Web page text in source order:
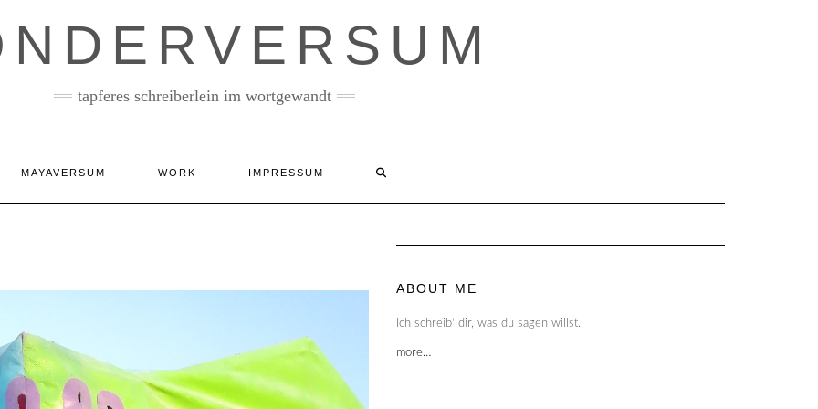
tapferes schreiberlein im wortgewandt
MAYAVERSUM WORK IMPRESSUM
ABOUT ME
Ich schreib‘ dir, was du sagen willst.
more…